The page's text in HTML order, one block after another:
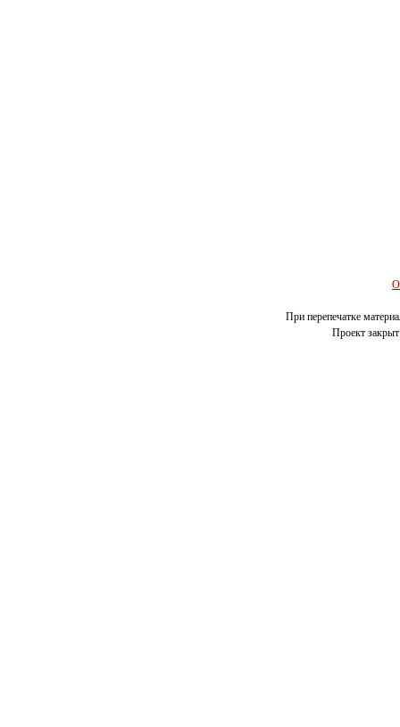
О
При перепечатке
Проект закрыт